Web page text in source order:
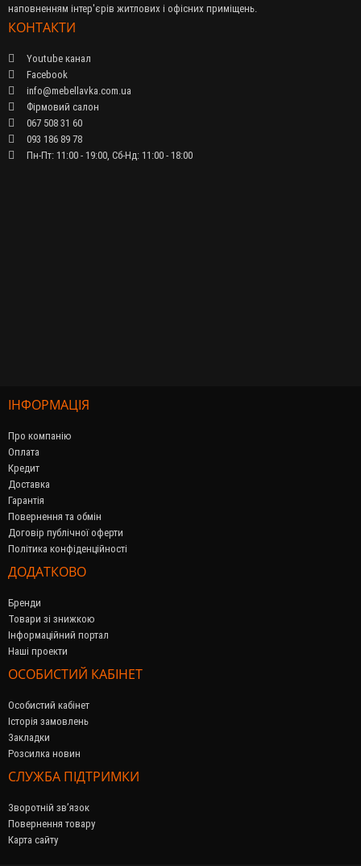
наповненням інтер'єрів житлових і офісних приміщень.
КОНТАКТИ
Youtube канал
Facebook
info@mebellavka.com.ua
Фірмовий салон
067 508 31 60
093 186 89 78
Пн-Пт: 11:00 - 19:00, Сб-Нд: 11:00 - 18:00
ІНФОРМАЦІЯ
Про компанію
Оплата
Кредит
Доставка
Гарантія
Повернення та обмін
Договір публічної оферти
Політика конфіденційності
ДОДАТКОВО
Бренди
Товари зі знижкою
Інформаційний портал
Наші проекти
ОСОБИСТИЙ КАБІНЕТ
Особистий кабінет
Історія замовлень
Закладки
Розсилка новин
СЛУЖБА ПІДТРИМКИ
Зворотній зв’язок
Повернення товару
Карта сайту